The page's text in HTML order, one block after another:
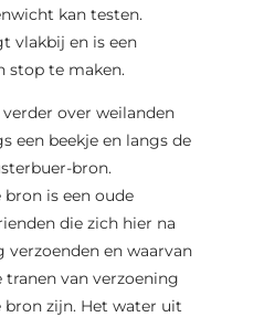
kan testen.
vlakbij en is een
stop te maken.
over weilanden
een beekje en langs de
bron.
is een oude
die zich hier na
verzoenden en waarvan
van verzoening
zijn. Het water uit